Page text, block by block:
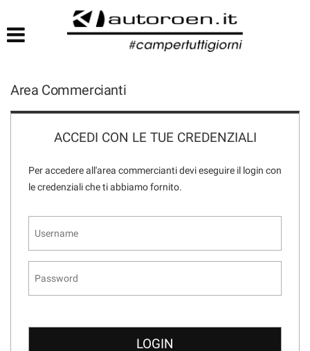
Area Commercianti
ACCEDI CON LE TUE CREDENZIALI
Per accedere all'area commercianti devi eseguire il login con
le credenziali che ti abbiamo fornito.